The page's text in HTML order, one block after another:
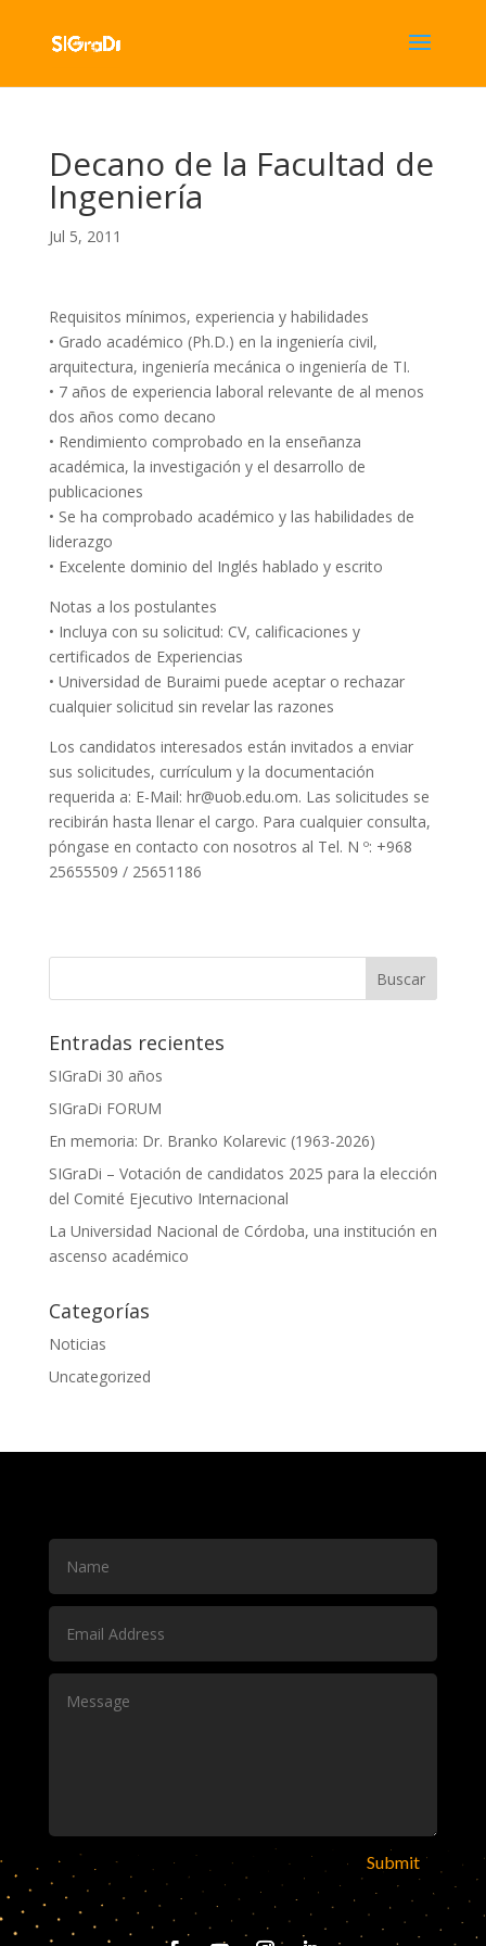
Decano de la Facultad de
Ingeniería
Jul 5, 2011
Requisitos mínimos, experiencia y habilidades
• Grado académico (Ph.D.) en la ingeniería civil,
arquitectura, ingeniería mecánica o ingeniería de TI.
• 7 años de experiencia laboral relevante de al menos
dos años como decano
• Rendimiento comprobado en la enseñanza
académica, la investigación y el desarrollo de
publicaciones
• Se ha comprobado académico y las habilidades de
liderazgo
• Excelente dominio del Inglés hablado y escrito
Notas a los postulantes
• Incluya con su solicitud: CV, calificaciones y
certificados de Experiencias
• Universidad de Buraimi puede aceptar o rechazar
cualquier solicitud sin revelar las razones
Los candidatos interesados están invitados a enviar
sus solicitudes, currículum y la documentación
requerida a: E-Mail: hr@uob.edu.om. Las solicitudes se
recibirán hasta llenar el cargo. Para cualquier consulta,
póngase en contacto con nosotros al Tel. N º: +968
25655509 / 25651186
Entradas recientes
SIGraDi 30 años
SIGraDi FORUM
En memoria: Dr. Branko Kolarevic (1963-2026)
SIGraDi – Votación de candidatos 2025 para la elección
del Comité Ejecutivo Internacional
La Universidad Nacional de Córdoba, una institución en
ascenso académico
Categorías
Noticias
Uncategorized
Submit